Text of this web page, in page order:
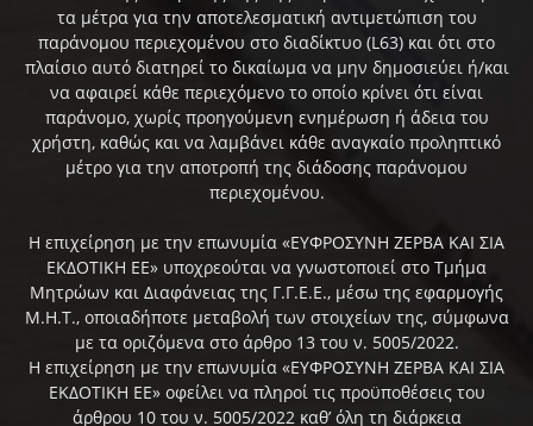
τα μέτρα για την αποτελεσματική αντιμετώπιση του
παράνομου περιεχομένου στο διαδίκτυο (L63) και ότι στο
πλαίσιο αυτό διατηρεί το δικαίωμα να μην δημοσιεύει ή/και
να αφαιρεί κάθε περιεχόμενο το οποίο κρίνει ότι είναι
παράνομο, χωρίς προηγούμενη ενημέρωση ή άδεια του
χρήστη, καθώς και να λαμβάνει κάθε αναγκαίο προληπτικό
μέτρο για την αποτροπή της διάδοσης παράνομου
περιεχομένου.
Η επιχείρηση με την επωνυμία «ΕΥΦΡΟΣΥΝΗ ΖΕΡΒΑ ΚΑΙ ΣΙΑ
ΕΚΔΟΤΙΚΗ ΕΕ» υποχρεούται να γνωστοποιεί στο Τμήμα
Μητρώων και Διαφάνειας της Γ.Γ.Ε.Ε., μέσω της εφαρμογής
Μ.Η.Τ., οποιαδήποτε μεταβολή των στοιχείων της, σύμφωνα
με τα οριζόμενα στο άρθρο 13 του ν. 5005/2022.
Η επιχείρηση με την επωνυμία «ΕΥΦΡΟΣΥΝΗ ΖΕΡΒΑ ΚΑΙ ΣΙΑ
ΕΚΔΟΤΙΚΗ ΕΕ» οφείλει να πληροί τις προϋποθέσεις του
άρθρου 10 του ν. 5005/2022 καθ’ όλη τη διάρκεια